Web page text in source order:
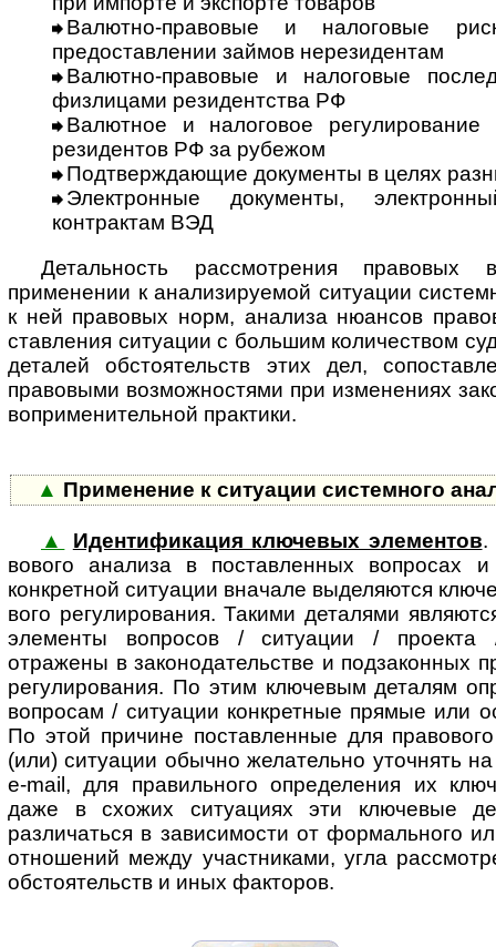
Валютно-правовые и налоговые
предоставлении займов нерезидентам
Валютно-правовые и налоговые
физлицами резидентства РФ
Валютное и налоговое
резидентов РФ за рубежом
Подтверждающие документы в целях
Электронные документы,
контрактам ВЭД
Детальность рассмотрения правовых
применении к анализируемой ситуации
к ней правовых норм, анализа нюансов
став­ле­ния ситуации с большим количеством
деталей обстоятельств этих дел,
правовыми возможностями при изменениях
во­при­ме­ни­тель­ной практики.
▲ Применение к ситуации системного
▲ Идентификация ключевых элементов.
во­во­го ана­ли­за в поставленных во­п­ро­сах
конкретной ситуации вначале выделяются
во­го регулирования. Такими деталями
элементы вопросов / ситуации / проекта
отражены в законодательстве и подзаконных
регулирования. По этим ключевым деталям
вопросам / ситуации конкретные прямые или
По этой причине поставленные для
(или) ситуации обычно желательно уточнять
e-mail, для правильного определения их
даже в схожих ситуациях эти ключевые
различаться в зависимости от формального
отношений между участниками, угла
обстоятельств и иных факторов.